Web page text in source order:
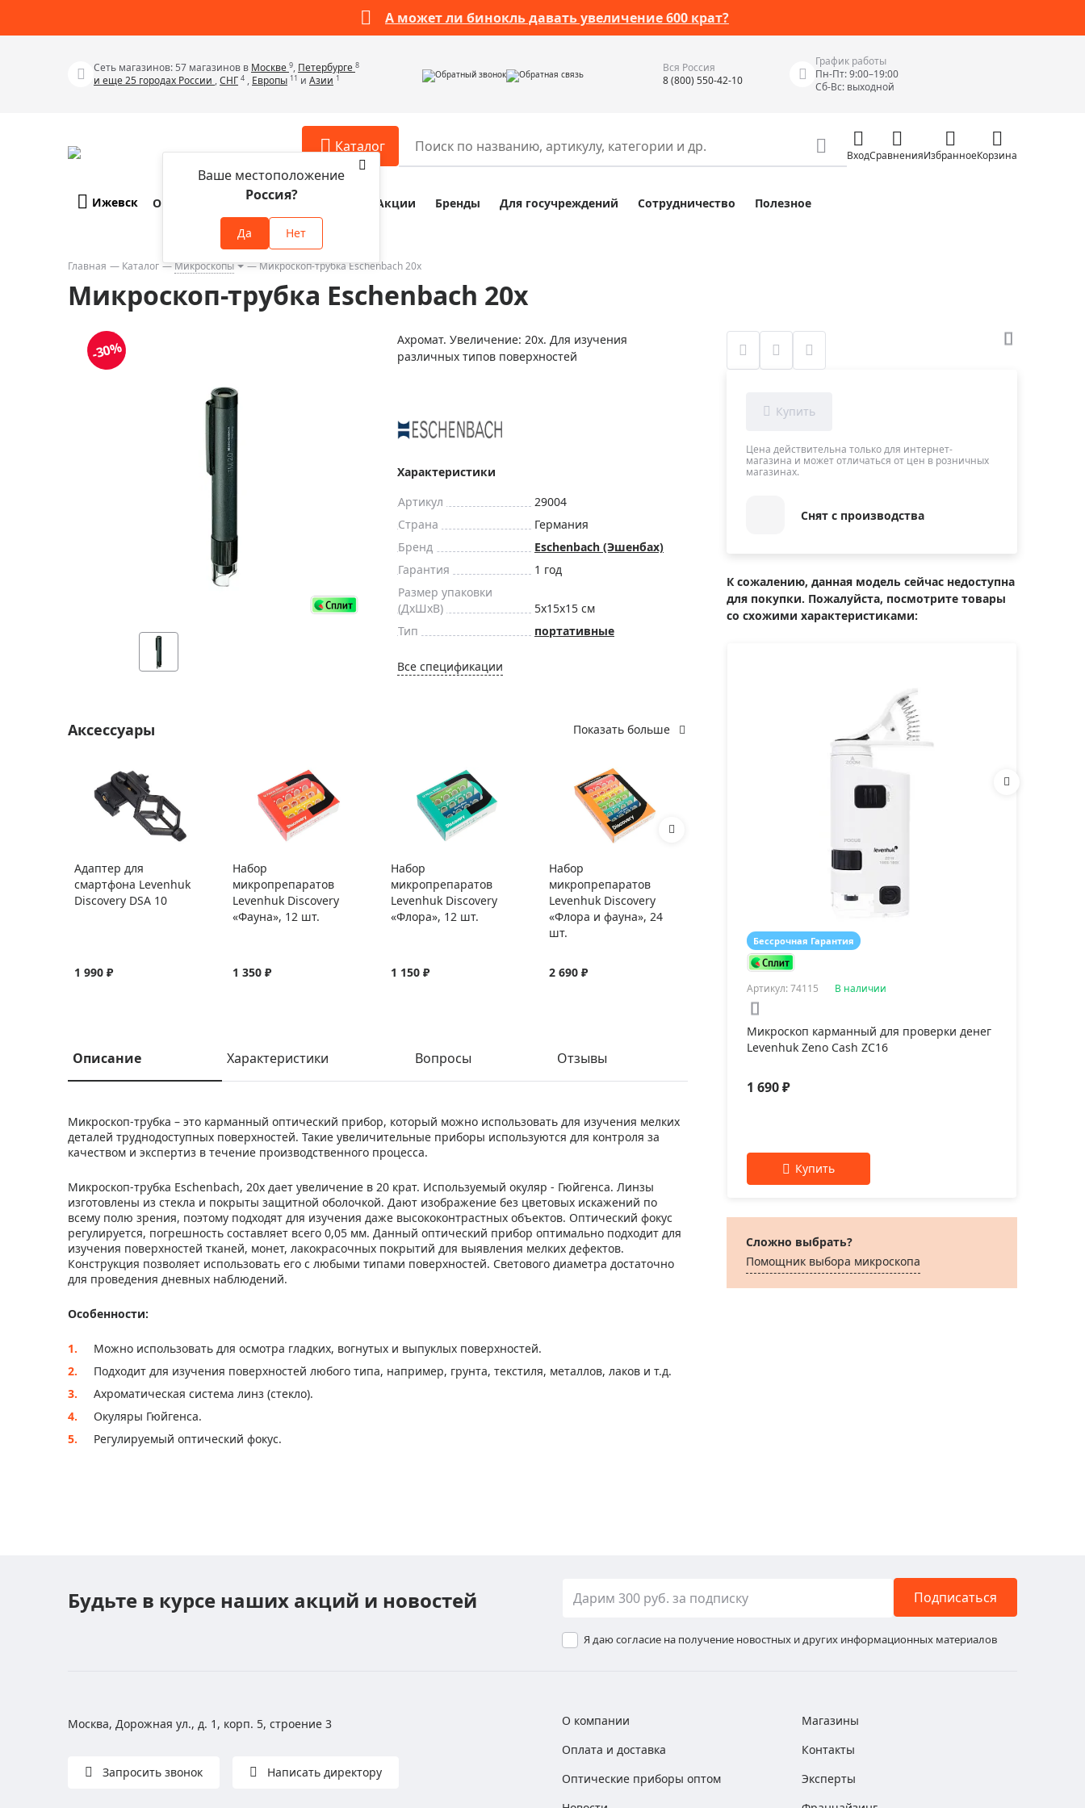
А может ли бинокль давать увеличение 600 крат?
Сеть магазинов: 57 магазинов в Москве 9, Петербурге 8
и еще 25 городах России ,СНГ 4 , Европы 11 и Азии 1 Обратный звонок Обратная связь
Вся Россия
8 (800) 550-42-10
График работы
Пн-Пт: 9:00–19:00
Сб-Вс: выходной
Каталог
Телескопы
Бинокли
Зрительные трубы
Лупы
Монокуляры
Приборы ночного видения
Метеостанции, барометры, часы
Discovery (Дискавери)
Оптика для детей Levenhuk LabZZ
Хиты продаж
Аксессуары для микроскопов
Аксессуары для зрительных труб
Аксессуары для луп
Аксессуары для приборов ночного
Распродажа оптики по специальным
Распродажа выставочных образцов
Разное
Глобусы
Глобусы интерактивные
Фонари
Элементы питания, карты памяти
Экшн-камеры
Фотооборудование
Измерительные инструменты
Приборы неразрушающего контроля
Приборы теплового контроля
Детекторы проводки
Лазерные дальномеры
Курвиметры
Тестеры качества воды
ВходСравненияИзбранноеКорзина
Ижевск
Ваше местоположение
Россия?
Да Нет
О компании Оплата и доставка Акции Бренды Для госучреждений Сотрудничество Полезное
Главная Каталог Микроскопы Микроскоп-трубка Eschenbach 20x
Микроскоп-трубка Eschenbach 20x
-30%
Ахромат. Увеличение: 20х. Для изучения
различных типов поверхностей
Характеристики
Артикул
29004
Страна
Германия
Бренд
Eschenbach (Эшенбах)
Гарантия
1 год
Размер упаковки
(ДxШxВ)
5x15x15 см
Тип
портативные
Все спецификации
Аксессуары Показать больше
Адаптер для
смартфона Levenhuk
Discovery DSA 10
1 990 ₽
Набор
микропрепаратов
Levenhuk Discovery
«Фауна», 12 шт.
1 350 ₽
Набор
микропрепаратов
Levenhuk Discovery
«Флора», 12 шт.
1 150 ₽
Набор
микропрепаратов
Levenhuk Discovery
«Флора и фауна», 24
шт.
2 690 ₽
Книга знаний
«Невидимый мир»
Описание Характеристики Вопросы Отзывы
Микроскоп-трубка – это карманный оптический прибор, который можно использовать для изучения мелких
деталей труднодоступных поверхностей. Такие увеличительные приборы используются для контроля за
качеством и экспертиз в течение производственного процесса.
Микроскоп-трубка Eschenbach, 20x дает увеличение в 20 крат. Используемый окуляр - Гюйгенса. Линзы
изготовлены из стекла и покрыты защитной оболочкой. Дают изображение без цветовых искажений по
всему полю зрения, поэтому подходят для изучения даже высококонтрастных объектов. Оптический фокус
регулируется, погрешность составляет всего 0,05 мм. Данный оптический прибор оптимально подходит для
изучения поверхностей тканей, монет, лакокрасочных покрытий для выявления мелких дефектов.
Конструкция позволяет использовать его с любыми типами поверхностей. Светового диаметра достаточно
для проведения дневных наблюдений.
Особенности:
Можно использовать для осмотра гладких, вогнутых и выпуклых поверхностей.
Подходит для изучения поверхностей любого типа, например, грунта, текстиля, металлов, лаков и т.д.
Ахроматическая система линз (стекло).
Окуляры Гюйгенса.
Регулируемый оптический фокус.
Цена действительна только для интернет-
магазина и может отличаться от цен в розничных
магазинах.
Снят с производства
К сожалению, данная модель сейчас недоступна
для покупки. Пожалуйста, посмотрите товары
со схожими характеристиками:
Бессрочная Гарантия
Артикул: 74115 В наличии
Микроскоп карманный для проверки денег
Levenhuk Zeno Cash ZC16
1 690 ₽
Сложно выбрать?
Помощник выбора микроскoпа
Будьте в курсе наших акций и новостей Подписаться
Я даю согласие на получение новостных и других информационных материалов
Москва, Дорожная ул., д. 1, корп. 5, строение 3
Запросить звонок Написать директору
О компании
Оплата и доставка
Оптические приборы оптом
Магазины
Контакты
Эксперты